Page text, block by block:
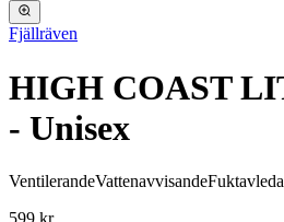
Fjällräven
HIGH COAST
- Unisex
VentilerandeVattenavvisande